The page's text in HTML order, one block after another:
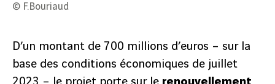
© F.Bouriaud
D’un montant de 700 millions d’euros – sur la
base des conditions économiques de juillet